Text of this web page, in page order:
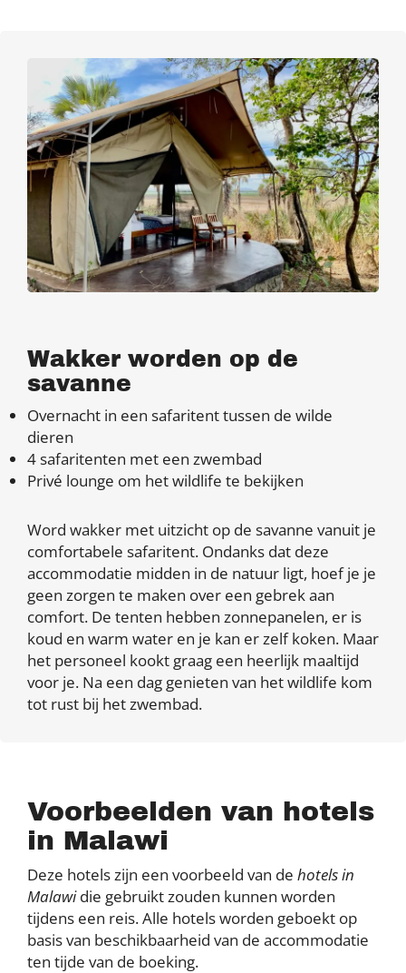
Wakker worden op de
savanne
Overnacht in een safaritent tussen de wilde
dieren
4 safaritenten met een zwembad
Privé lounge om het wildlife te bekijken
Word wakker met uitzicht op de savanne vanuit je
comfortabele safaritent. Ondanks dat deze
accommodatie midden in de natuur ligt, hoef je je
geen zorgen te maken over een gebrek aan
comfort. De tenten hebben zonnepanelen, er is
koud en warm water en je kan er zelf koken. Maar
het personeel kookt graag een heerlijk maaltijd
voor je. Na een dag genieten van het wildlife kom
tot rust bij het zwembad.
Voorbeelden van hotels
in Malawi
Deze hotels zijn een voorbeeld van de hotels in
Malawidie gebruikt zouden kunnen worden
tijdens een reis. Alle hotels worden geboekt op
basis van beschikbaarheid van de accommodatie
ten tijde van de boeking.